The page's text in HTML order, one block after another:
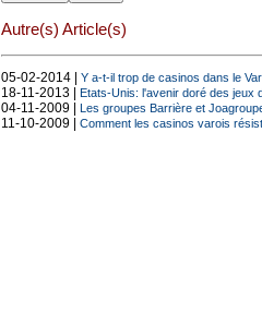
Autre(s) Article(s)
05-02-2014 | Y a-t-il trop de casinos dans le
18-11-2013 | Etats-Unis: l'avenir doré des jeux
04-11-2009 | Les groupes Barrière et
11-10-2009 | Comment les casinos varois